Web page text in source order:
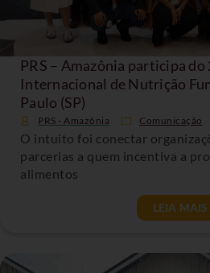
PRS – Amazônia participa do
Internacional de Nutrição
Paulo (SP)
PRS - Amazônia Comunicação
O intuito foi conectar
parcerias a quem incentiva a
alimentos
LEIA MAIS